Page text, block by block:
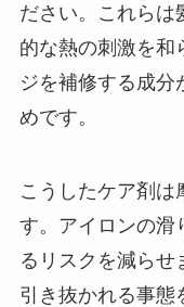
ださい。これらは
的な熱の刺激を和
ジを補修する成分
めです。
こうしたケア剤は
す。アイロンの滑
るリスクを減らせ
引き抜かれる事態